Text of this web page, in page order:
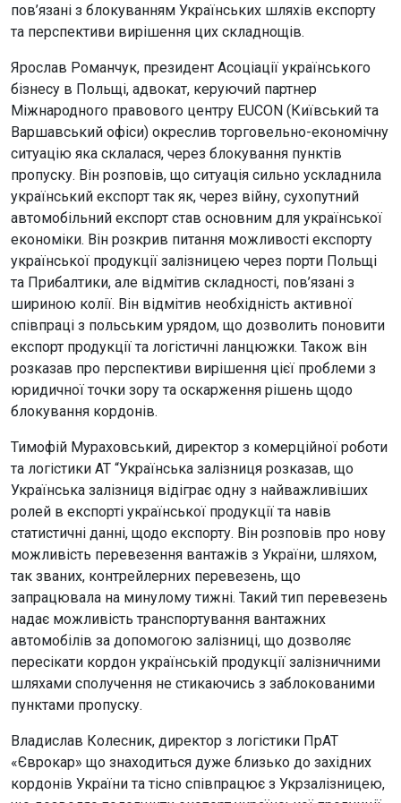
пов’язані з блокуванням Українських шляхів експорту
та перспективи вирішення цих складнощів.
Ярослав Романчук, президент Асоціації українського
бізнесу в Польщі, адвокат, керуючий партнер
Міжнародного правового центру EUCON (Київський та
Варшавський офіси) окреслив торговельно-економічну
ситуацію яка склалася, через блокування пунктів
пропуску. Він розповів, що ситуація сильно ускладнила
український експорт так як, через війну, сухопутний
автомобільний експорт став основним для української
економіки. Він розкрив питання можливості експорту
української продукції залізницею через порти Польщі
та Прибалтики, але відмітив складності, пов’язані з
шириною колії. Він відмітив необхідність активної
співпраці з польським урядом, що дозволить поновити
експорт продукції та логістичні ланцюжки. Також він
розказав про перспективи вирішення цієї проблеми з
юридичної точки зору та оскарження рішень щодо
блокування кордонів.
Тимофій Мураховський, директор з комерційної роботи
та логістики АТ “Українська залізниця розказав, що
Українська залізниця відіграє одну з найважливіших
ролей в експорті української продукції та навів
статистичні данні, щодо експорту. Він розповів про нову
можливість перевезення вантажів з України, шляхом,
так званих, контрейлерних перевезень, що
запрацювала на минулому тижні. Такий тип перевезень
надає можливість транспортування вантажних
автомобілів за допомогою залізниці, що дозволяє
пересікати кордон українській продукції залізничними
шляхами сполучення не стикаючись з заблокованими
пунктами пропуску.
Владислав Колесник, директор з логістики ПрАТ
«Єврокар» що знаходиться дуже близько до західних
кордонів України та тісно співпрацює з Укрзалізницею,